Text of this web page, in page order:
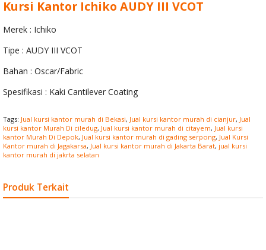
Large C TC
Meja Kantor
Indachi DD 160
CS
Kursi Kantor Ichiko AUDY III VCOT
Merek : Ichiko
Tipe : AUDY III VCOT
Bahan : Oscar/Fabric
Spesifikasi : Kaki Cantilever Coating
Tags: Jual kursi kantor murah di Bekasi, Jual kursi kantor murah di cianjur, Jual
kursi kantor Murah Di ciledug, Jual kursi kantor murah di citayem, Jual kursi
kantor Murah Di Depok, Jual kursi kantor murah di gading serpong, Jual Kursi
Kantor murah di Jagakarsa, Jual kursi kantor murah di Jakarta Barat, jual kursi
kantor murah di jakrta selatan
Produk Terkait